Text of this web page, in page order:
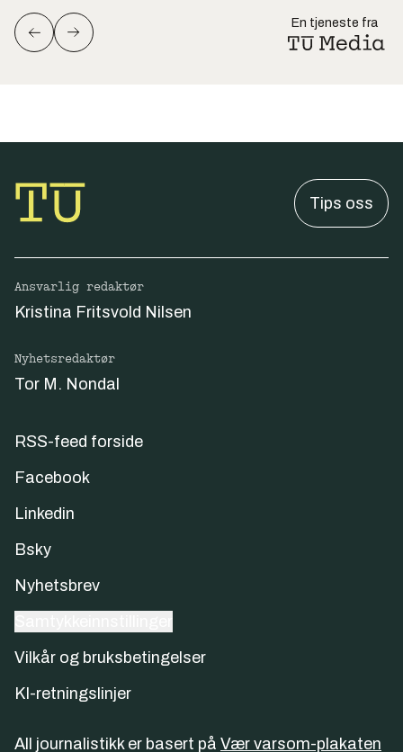
En tjeneste fra
Tips oss
Ansvarlig redaktør
Kristina Fritsvold Nilsen
Nyhetsredaktør
Tor M. Nondal
RSS-feed forside
Facebook
Linkedin
Bsky
Nyhetsbrev
Vilkår og bruksbetingelser
KI-retningslinjer
All journalistikk er basert på Vær varsom-plakaten